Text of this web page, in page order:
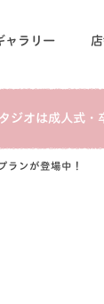
ャラリー
ジオは成人式・
ランが登場中！